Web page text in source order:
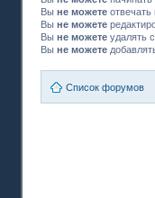
Вы не можете
Вы не можете
Вы не можете удалять
Вы не можете
Список форумов